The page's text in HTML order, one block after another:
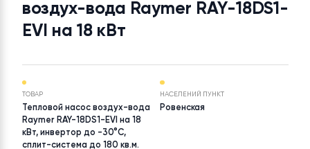
Двухэтажный дом 270 кв.м. в
городе Ровно | Тепловой насос
воздух-вода Raymer RAY-
EVI на 18 кВт